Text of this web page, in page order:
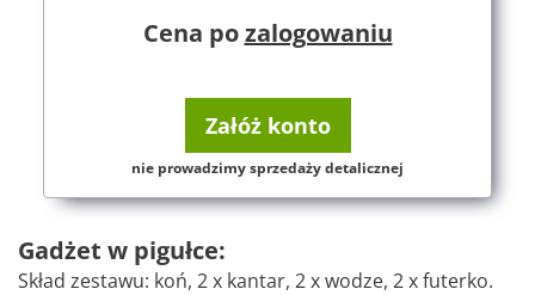
Cena pozalogowaniu
Załóż konto
nie prowadzimy sprzedaży detalicznej
Gadżet w pigułce:
Skład zestawu: koń, 2 x kantar, 2 x wodze, 2 x futerko.